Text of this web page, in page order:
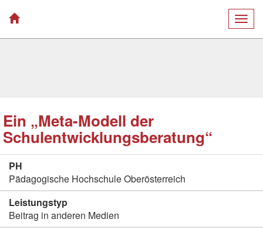
Ein „Meta-Modell der
Schulentwicklungsberatung“
PH
Pädagogische Hochschule Oberösterreich
Leistungstyp
Beitrag in anderen Medien